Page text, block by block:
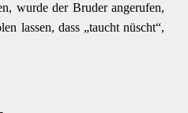
wurde der Bruder angerufen,
lassen, dass „taucht nüscht“,